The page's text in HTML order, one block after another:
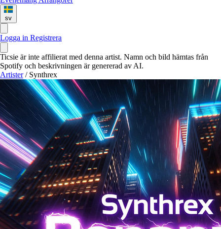
sv
Logga in Registrera
Ticsie är inte affilierat med denna artist. Namn och bild hämtas från
Spotify och beskrivningen är genererad av AI.
Artister / Synthrex